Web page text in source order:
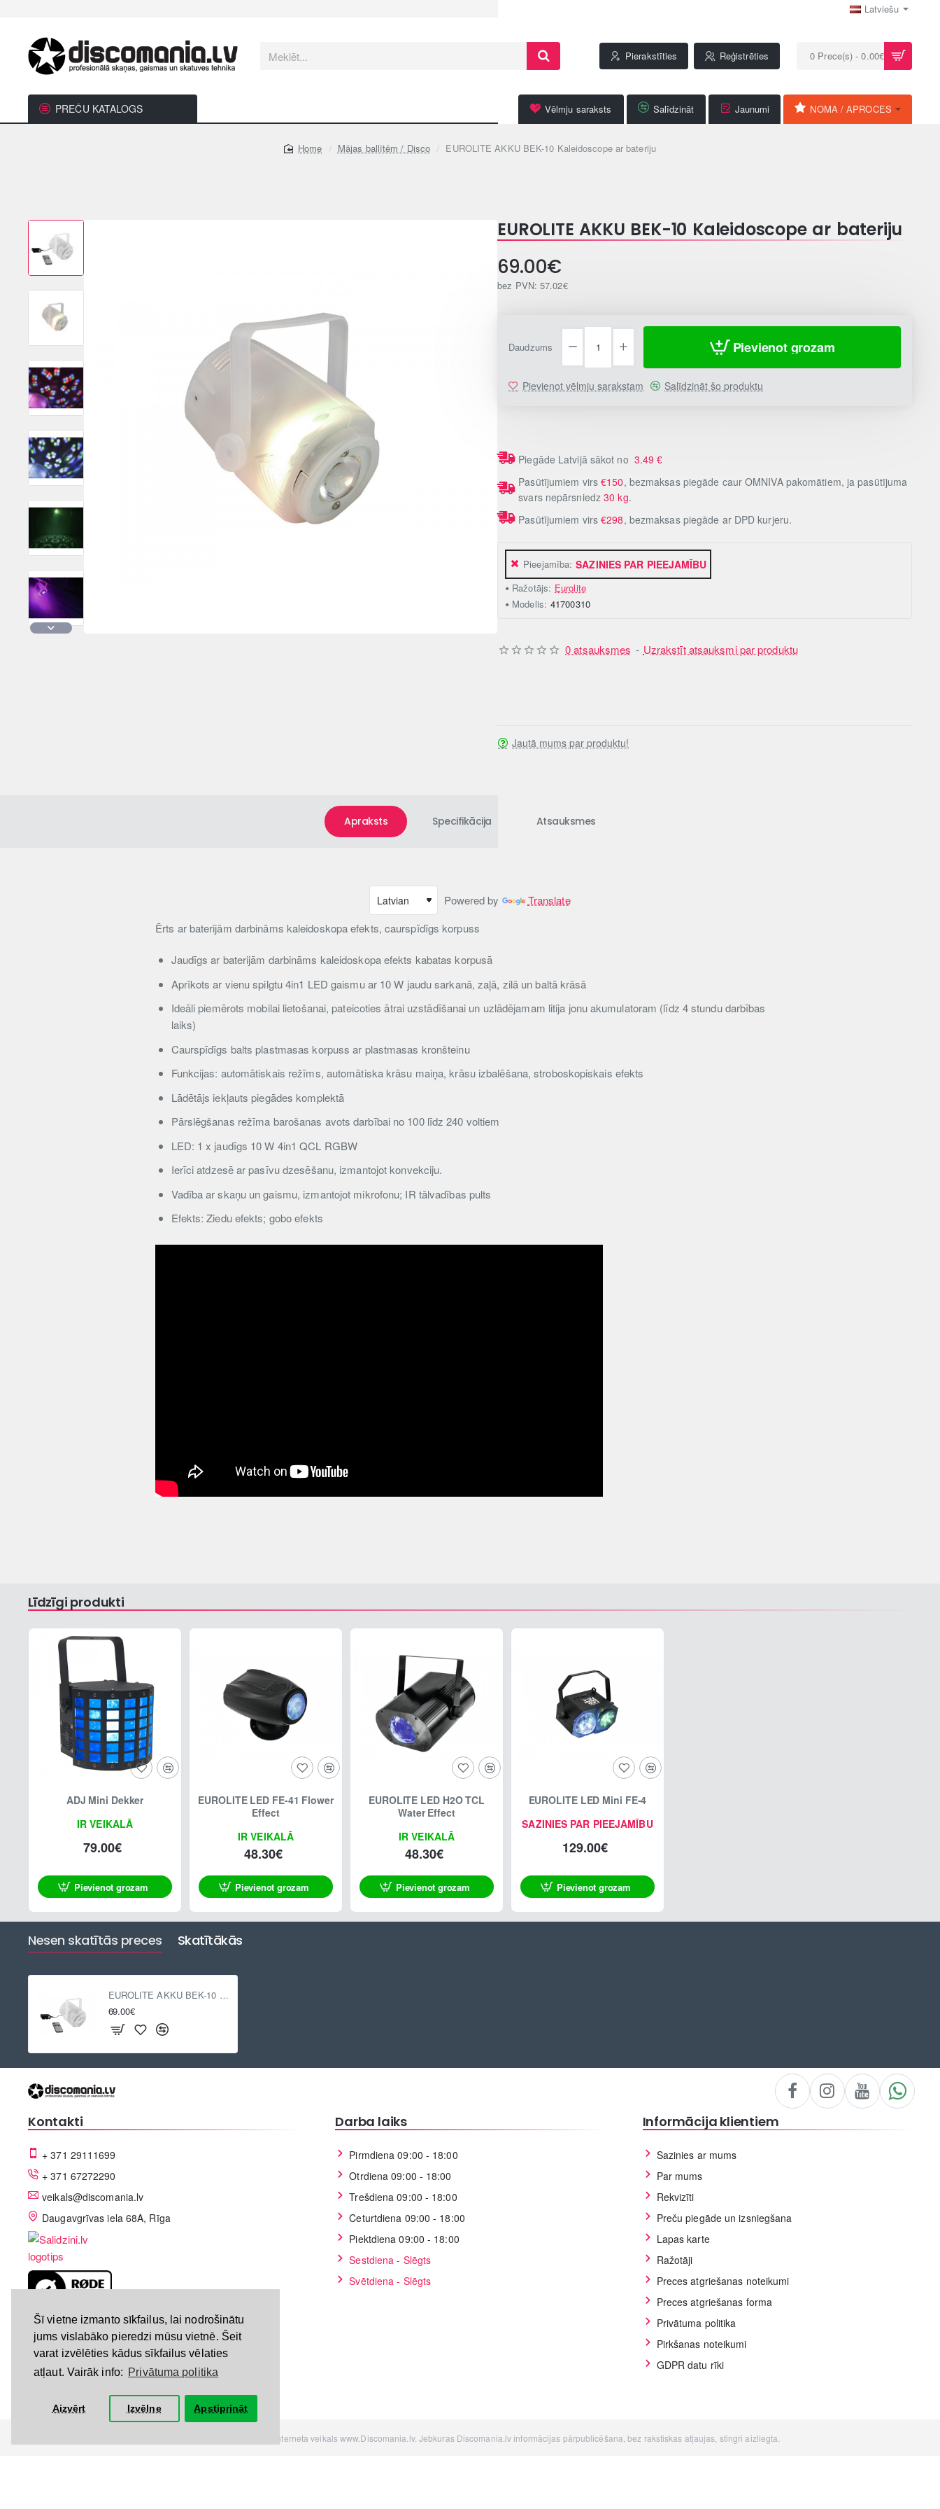
Šī vietne izmanto sīkfailus, lai nodrošinātu
jums vislabāko pieredzi mūsu vietnē. Šeit
varat izvēlēties kādus sīkfailus vēlaties
atļaut. Vairāk info: Privātuma politika
Aizvērt Izvēlne Apstiprināt
Latviešu
Meklēt... Pierakstīties Reģistrēties 0 Prece(s) - 0.00€
PREČU KATALOGS Vēlmju saraksts Salīdzināt Jaunumi NOMA / APROCES
home
Mājas ballītēm / Disco EUROLITE AKKU BEK-10 Kaleidoscope ar bateriju
EUROLITE AKKU BEK-10 Kaleidoscope ar bateriju
Pieejamība: SAZINIES PAR PIEEJAMĪBU
Ražotājs: Eurolite
Modelis: 41700310
0 atsauksmes - Uzrakstīt atsauksmi par produktu
69.00€
bez PVN: 57.02€
Daudzums Pievienot grozam
Pievienot vēlmju sarakstam Salīdzināt šo produktu
Piegāde Latvijā sākot no 3.49€
Pasūtījumiem virs€150, bezmaksas piegāde caur OMNIVA pakomātiem, ja pasūtījuma
svars nepārsniedz30 kg.
Pasūtījumiem virs€298, bezmaksas piegāde ar DPD kurjeru.
Jautā mums par produktu!
Apraksts Specifikācija Atsauksmes
Powered by
Translate
Ērts ar baterijām darbināms kaleidoskopa efekts, caurspīdīgs korpuss
Jaudīgs ar baterijām darbināms kaleidoskopa efekts kabatas korpusā
Aprīkots ar vienu spilgtu 4in1 LED gaismu ar 10 W jaudu sarkanā, zaļā, zilā un baltā krāsā
Ideāli piemērots mobilai lietošanai, pateicoties ātrai uzstādīšanai un uzlādējamam litija jonu akumulatoram (līdz 4 stundu darbības
laiks)
Caurspīdīgs balts plastmasas korpuss ar plastmasas kronšteinu
Funkcijas: automātiskais režīms, automātiska krāsu maiņa, krāsu izbalēšana, stroboskopiskais efekts
Lādētājs iekļauts piegādes komplektā
Pārslēgšanas režīma barošanas avots darbībai no 100 līdz 240 voltiem
LED: 1 x jaudīgs 10 W 4in1 QCL RGBW
Ierīci atdzesē ar pasīvu dzesēšanu, izmantojot konvekciju.
Vadība ar skaņu un gaismu, izmantojot mikrofonu; IR tālvadības pults
Efekts: Ziedu efekts; gobo efekts
Līdzīgi produkti
IR VEIKALĀ
ADJ Mini Dekker
79.00€
Pievienot grozam
IR VEIKALĀ
EUROLITE LED FE-41 Flower
Effect
48.30€
Pievienot grozam
IR VEIKALĀ
EUROLITE LED H2O TCL
Water Effect
48.30€
Pievienot grozam
SAZINIES PAR PIEEJAMĪBU
EUROLITE LED Mini FE-4
129.00€
Pievienot grozam
Nesen skatītās preces Skatītākās
EUROLITE AKKU BEK-10 Kaleidoscope ar bateriju
69.00€
Kontakti
+ 371 29111699
+ 371 67272290
veikals@discomania.lv
Daugavgrīvas iela 68A, Rīga
LV-A58C07DF
Darba laiks
Pirmdiena 09:00 - 18:00
Otrdiena 09:00 - 18:00
Trešdiena 09:00 - 18:00
Ceturtdiena 09:00 - 18:00
Piektdiena 09:00 - 18:00
Sestdiena - Slēgts
Svētdiena - Slēgts
Informācija klientiem
Sazinies ar mums
Par mums
Rekvizīti
Preču piegāde un izsniegšana
Lapas karte
Ražotāji
Preces atgriešanas noteikumi
Preces atgriešanas forma
Privātuma politika
Pirkšanas noteikumi
GDPR datu rīki
Visas tiesības rezervētas. Interneta veikals www.Discomania.lv. Jebkuras Discomania.lv informācijas pārpublicēšana, bez rakstiskas atļaujas, stingri aizliegta.